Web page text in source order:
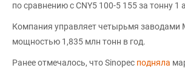
по сравнению с CNY5 100-5 155 за тонну 1
Компания управляет четырьмя заводами
мощностью 1,835 млн тонн в год.
Ранее отмечалось, что Sinopec подняла